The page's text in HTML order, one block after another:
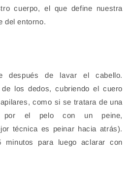
cuerpo, el que define nuestra
del entorno.
después de lavar el cabello.
los dedos, cubriendo el cuero
como si se tratara de una
por el pelo con un peine,
técnica es peinar hacia atrás).
minutos para luego aclarar con